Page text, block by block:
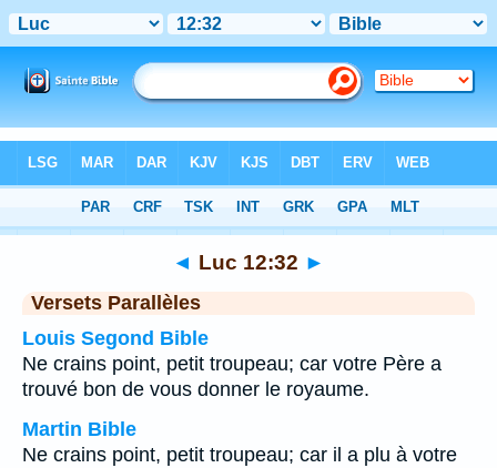
Chapitre 12> Verset 32
◄ Luc 12:32 ►
Versets Parallèles
Louis Segond Bible
Ne crains point, petit troupeau; car votre Père a
trouvé bon de vous donner le royaume.
Martin Bible
Ne crains point, petit troupeau; car il a plu à votre